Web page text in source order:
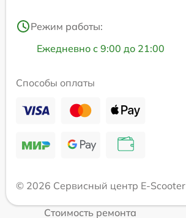
Режим работы:
Ежедневно с 9:00 до 21:00
Способы оплаты
© 2026 Сервисный центр E-Scooter
Стоимость ремонта